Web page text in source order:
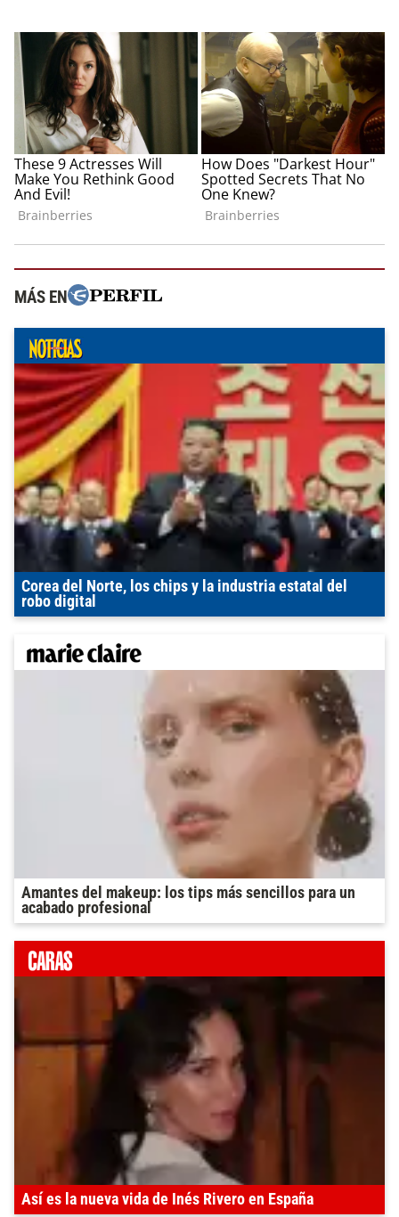
MÁS EN
Corea del Norte, los chips y la industria estatal del
robo digital
Amantes del makeup: los tips más sencillos para un
acabado profesional
Así es la nueva vida de Inés Rivero en España